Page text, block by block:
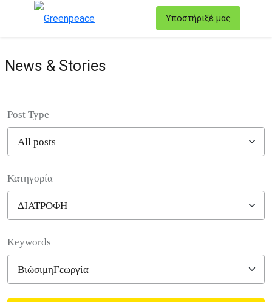
Υποστήριξέ μας
News & Stories
Post Type
Κατηγορία
Keywords